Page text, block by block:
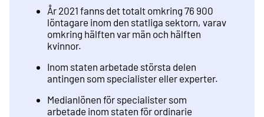
År 2021 fanns det totalt omkring 76 900
löntagare inom den statliga sektorn, varav
omkring hälften var män och hälften
kvinnor.
Inom staten arbetade största delen
antingen som specialister eller experter.
Medianlönen för specialister som
arbetade inom staten för ordinarie